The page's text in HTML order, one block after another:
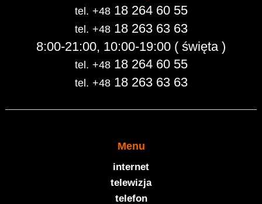
tel. +4818 264 60 55
tel. +4818 263 63 63
8:00-21:00, 10:00-19:00 ( święta )
tel. +4818 264 60 55
tel. +4818 263 63 63
Menu
internet
telewizja
telefon